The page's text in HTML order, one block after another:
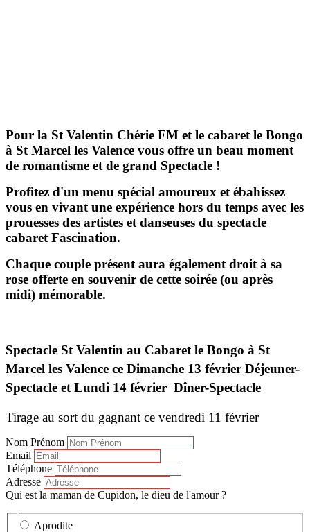
Pour la St Valentin Chérie FM et le cabaret le Bongo
à St Marcel les Valence vous offre un beau moment
de romantisme et de grand Spectacle !
Profitez d'un menu spécial amoureux et ébahissez
vous en vivant une expérience hors du temps avec les
prouesses des artistes et danseuses du spectacle
cabaret Fascination.
Chaque couple présent aura également droit à sa
rose offerte en souvenir de cette soirée (ou après
midi) mémorable.
Spectacle St Valentin au Cabaret le Bongo à St
Marcel les Valence ce Dimanche 13 février Déjeuner-
Spectacle et Lundi 14 février Dîner-Spectacle
Tirage au sort du gagnant ce vendredi 11 février
Nom Prénom
Email
Téléphone
Adresse
Qui est la maman de Cupidon, le dieu de l'amour ?
Aprodite